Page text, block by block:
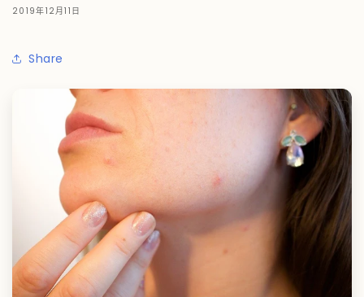
2019年12月11日
Share